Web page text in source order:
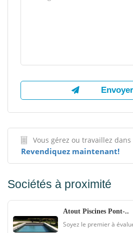
Vous gérez ou travaillez
Revendiquez maintenant!
Sociétés à proximité
Atout Piscines Pont-..
Soyez le premier à